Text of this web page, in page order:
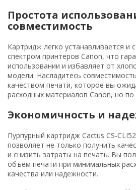
Простота
совместимость
Картридж легко устанавливается и
спектром принтеров Canon, что
использовании и избавляет от
модели. Насладитесь
качеством печати, которое вы
расходных материалов Canon, но
Экономичность и
Пурпурный картридж Cactus CS-
позволяет не только получить
и снизить затраты на печать. Вы
объем печати при минимальных
качества или надежности.